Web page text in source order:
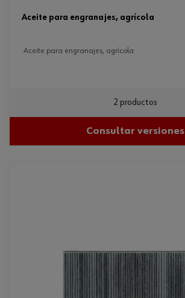
aceite para engranajes, agrícola
aceite para engranajes, agrícola
2 productos
Consultar versiones